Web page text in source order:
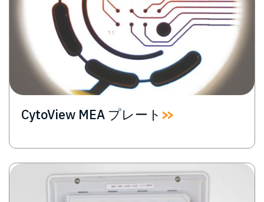
CytoView MEA プレート
Image